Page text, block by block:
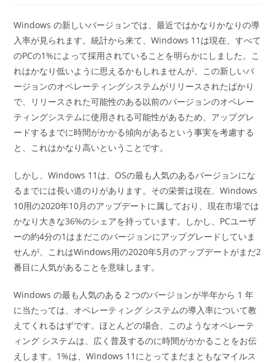
テ
ゴ
リ
ー:
Windows の新しいバージョンでは、最近ではかなりかなりの導
入率が見られます。統計から来て、Windows 11は現在、すべて
のPCの1%によって採用されていることを明らかにしました。こ
れはかなり低いように思えるかもしれませんが、この新しいバ
ージョンのオペレーティングシステムがリリースされたばかり
で、リリースされた可能性のある以前のバージョンのオペレー
ティングシステムに使用される可能性があるため、アップグレ
ードするまでに時間がかかる傾向があるという事実を考慮する
と、これはかなり高いということです。
しかし、Windows 11は、OSの最も人気のあるバージョンにな
るまでには長い道のりがあります。その栄誉は現在、Windows
10用の2020年10月のアップデートに属しており、現在市場では
かなり大きな36%のシェアを持っています。しかし、PCユーザ
ーの約4分の1はまだこのバージョンにアップグレードしていま
せんが、これはWindows用の2020年5月のアップデートがまだ2
番目に人気があることを意味します。
Windows の最も人気のある 2 つのバージョンが半年から 1 年
に当たっては、オペレーティング システムの導入率について教
えてくれるはずです。ほとんどの場合、このようなオペレーテ
ィング システムは、広く普及するのに時間がかかることをお伝
えします。1%は、Windows 11にとってまだまともなマイルス